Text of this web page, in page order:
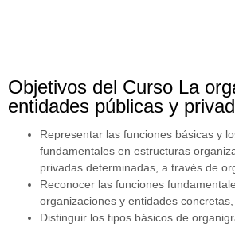
Objetivos del Curso La
entidades públicas y
Representar las funciones básicas y
fundamentales en estructuras
privadas determinadas, a través de
Reconocer las funciones
organizaciones y entidades
Distinguir los tipos básicos de